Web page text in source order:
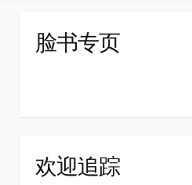
脸书专页
欢迎追踪